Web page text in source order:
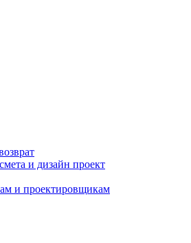
и дизайн проект
и проектировщикам